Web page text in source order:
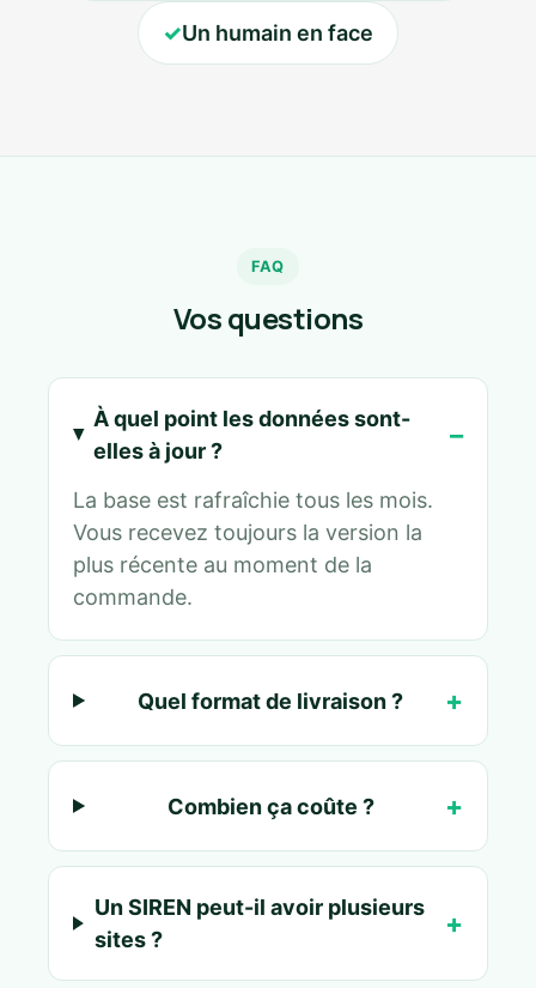
✓Un humain en face
FAQ
Vos questions
À quel point les données sont-
elles à jour ?
La base est rafraîchie tous les mois.
Vous recevez toujours la version la
plus récente au moment de la
commande.
Quel format de livraison ?
Combien ça coûte ?
Un SIREN peut-il avoir plusieurs
sites ?